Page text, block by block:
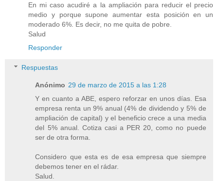
En mi caso acudiré a la ampliación para reducir el precio
medio y porque supone aumentar esta posición en un
moderado 6%. Es decir, no me quita de pobre.
Salud
Responder
Respuestas
Anónimo 29 de marzo de 2015 a las 1:28
Y en cuanto a ABE, espero reforzar en unos días. Esa
empresa renta un 9% anual (4% de dividendo y 5% de
ampliación de capital) y el beneficio crece a una media
del 5% anual. Cotiza casi a PER 20, como no puede
ser de otra forma.
Considero que esta es de esa empresa que siempre
debemos tener en el rádar.
Salud.